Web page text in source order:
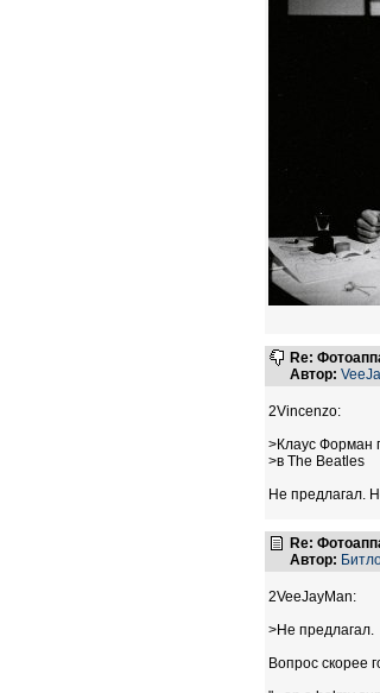
Re:
Автор:
2Vincenzo:
>Клаус Форман
>в The Beatles
Не предлагал.
Re:
Автор:
2VeeJayMan:
>Не предлагал.
Вопрос скорее